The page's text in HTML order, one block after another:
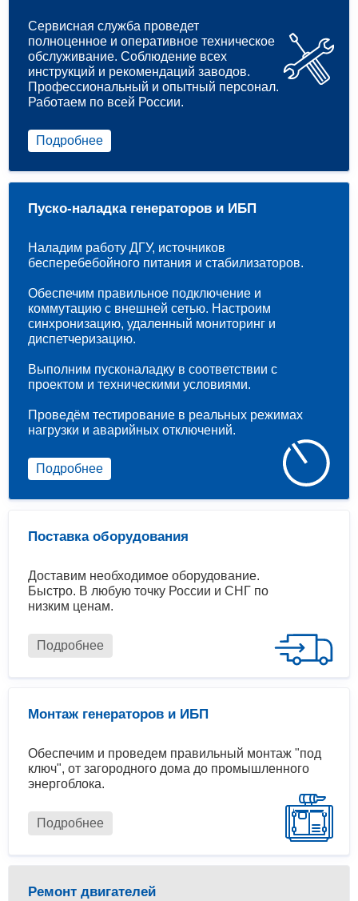
Сервисная служба проведет
полноценное и оперативное техническое
обслуживание. Соблюдение всех
инструкций и рекомендаций заводов.
Профессиональный и опытный персонал.
Работаем по всей России.
Подробнее
Поставка оборудования
Доставим необходимое оборудование.
Быстро. В любую точку России и СНГ по
низким ценам.
Подробнее
Монтаж генераторов и ИБП
Обеспечим и проведем правильный монтаж "под
ключ", от загородного дома до промышленного
энергоблока.
Подробнее
Пуско-наладка генераторов и ИБП
Наладим работу ДГУ, источников
бесперебебойного питания и стабилизаторов.
Обеспечим правильное подключение и
коммутацию с внешней сетью. Настроим
синхронизацию, удаленный мониторинг и
диспетчеризацию.
Выполним пусконаладку в соответствии с
проектом и техническими условиями.
Проведём тестирование в реальных режимах
нагрузки и аварийных отключений.
Подробнее
Ремонт двигателей